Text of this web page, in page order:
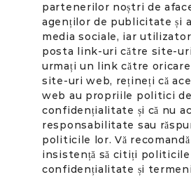
partenerilor noștri de
agenților de publicitate și
media sociale, iar
posta link-uri către site-
urmați un link către
site-uri web, rețineți că
web au propriile politici de
confidențialitate și că nu
responsabilitate sau
politicile lor. Vă
insistență să citiți politicile
confidențialitate și